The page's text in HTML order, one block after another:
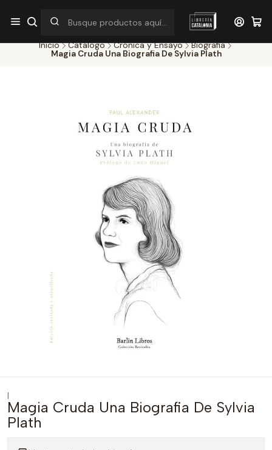
¡Por pocos días! Despacho a $1.000 en RM por compras sobre
$38.000
Inicio Catálogo Crónica y Ensayo
Biografia
Magia Cruda Una Biografia De Sylvia Plath
|
Magia Cruda Una Biografia De Sylvia
Plath